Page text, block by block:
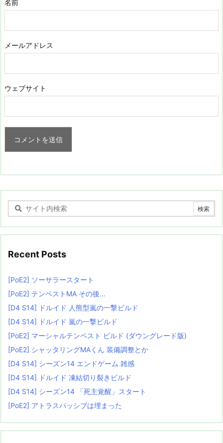
名前
メールアドレス
ウェブサイト
Recent Posts
[PoE2] ソーサラースタート
[PoE2] テンペストMA その後…
[D4 S14] ドルイド 人熊型嵐の一撃ビルド
[D4 S14] ドルイド 嵐の一撃ビルド
[PoE2] マーシャルテンペスト ビルド (ダウングレード版)
[PoE2] シャッタリングMAくん 装備調整とか
[D4 S14] シーズン14 エンドゲーム 雑感
[D4 S14] ドルイド 凍結切り裂きビルド
[D4 S14] シーズン14 「死主覚醒」スタート
[PoE2] アトラスパッシブは埋まった